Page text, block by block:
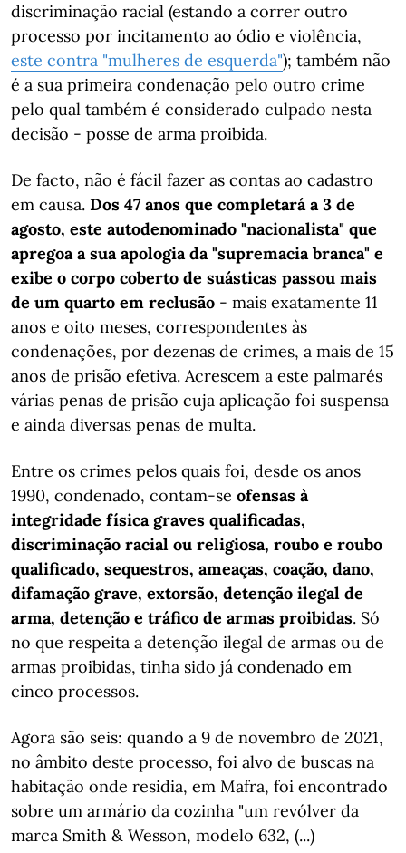
discriminação racial (estando a correr outro
processo por incitamento ao ódio e violência,
este contra "mulheres de esquerda"); também não
é a sua primeira condenação pelo outro crime
pelo qual também é considerado culpado nesta
decisão - posse de arma proibida.
De facto, não é fácil fazer as contas ao cadastro
em causa. Dos 47 anos que completará a 3 de
agosto, este autodenominado "nacionalista" que
apregoa a sua apologia da "supremacia branca" e
exibe o corpo coberto de suásticas passou mais
de um quarto em reclusão - mais exatamente 11
anos e oito meses, correspondentes às
condenações, por dezenas de crimes, a mais de 15
anos de prisão efetiva. Acrescem a este palmarés
várias penas de prisão cuja aplicação foi suspensa
e ainda diversas penas de multa.
Entre os crimes pelos quais foi, desde os anos
1990, condenado, contam-se ofensas à
integridade física graves qualificadas,
discriminação racial ou religiosa, roubo e roubo
qualificado, sequestros, ameaças, coação, dano,
difamação grave, extorsão, detenção ilegal de
arma, detenção e tráfico de armas proibidas. Só
no que respeita a detenção ilegal de armas ou de
armas proibidas, tinha sido já condenado em
cinco processos.
Agora são seis: quando a 9 de novembro de 2021,
no âmbito deste processo, foi alvo de buscas na
habitação onde residia, em Mafra, foi encontrado
sobre um armário da cozinha "um revólver da
marca Smith & Wesson, modelo 632, (...)